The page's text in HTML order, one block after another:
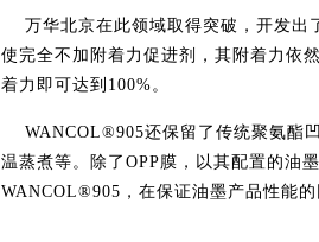
万华北京在此领域取得突破，开发出
使完全不加附着力促进剂，其附着力依
着力即可达到 100%。
WANCOL®905还保留了传统聚氨酯
温蒸煮等。除了 OPP膜，以其配置的油
WANCOL®905 ，在保证油墨产品性能